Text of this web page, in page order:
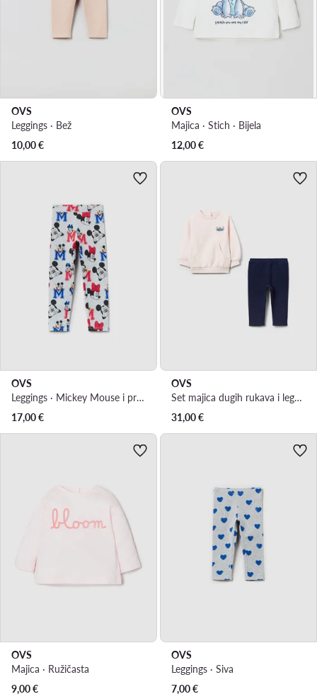
OVS
Leggings · Bež
10,00€
OVS
Majica · Stich · Bijela
12,00€
OVS
Leggings · Mickey Mouse i prijatelji · Siva
17,00€
OVS
Set majica dugih rukava i leggins · Stich · Šarena
31,00€
OVS
Majica · Ružičasta
9,00€
OVS
Leggings · Siva
7,00€